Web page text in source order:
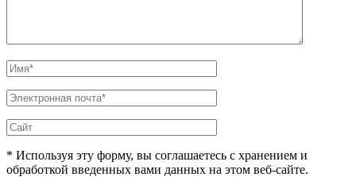
* Используя эту форму, вы соглашаетесь с хранением и
обработкой введенных вами данных на этом веб-сайте.